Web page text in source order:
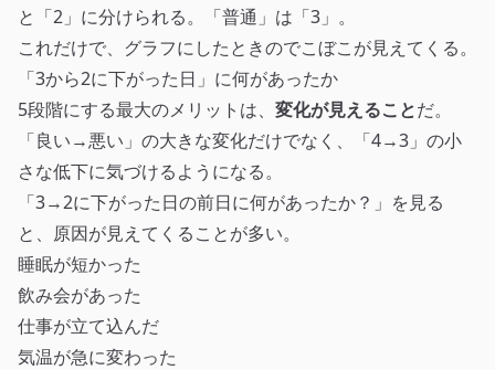
と「2」に分けられる。「普通」は「3」。
これだけで、グラフにしたときのでこぼこが見えてくる。
「3から2に下がった日」に何があったか
5段階にする最大のメリットは、 変化が見えることだ。
「良い→悪い」の大きな変化だけでなく、「4→3」の小
さな低下に気づけるようになる。
「3→2に下がった日の前日に何があったか？」を見る
と、原因が見えてくることが多い。
睡眠が短かった
飲み会があった
仕事が立て込んだ
気温が急に変わった